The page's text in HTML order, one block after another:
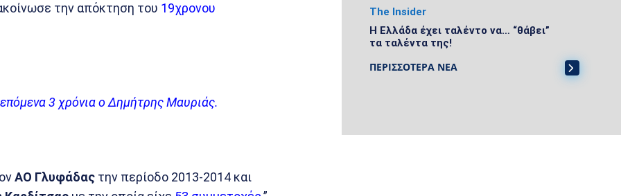
την απόκτηση του 19χρονου
3 χρόνια ο Δημήτρης Μαυριάς.
ΑΟ Γλυφάδας την περίοδο 2013-2014 και
The Insider
Η Ελλάδα έχει ταλέντο να… “θάβει”
τα ταλέντα της!
ΠΕΡΙΣΣΟΤΕΡΑ ΝΕΑ